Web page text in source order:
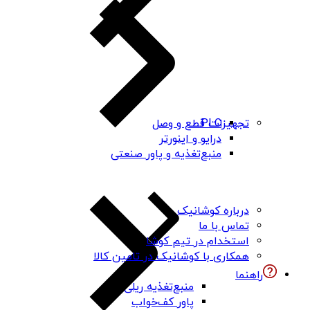
PLC
درایو و اینورتر
منبع‌تغذیه و پاور صنعتی
منبع‌تغذیه ریلی
پاور کف‌خواب
تجهیزات قطع و وصل
درباره کوشانیک
تماس با ما
استخدام در تیم کوشا
همکاری با کوشانیک در تامین کالا
راهنما